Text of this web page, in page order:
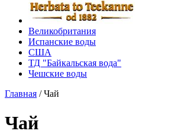
Великобритания
Испанские воды
США
ТД "Байкальская вода"
Чешские воды
Главная /Чай
Чай